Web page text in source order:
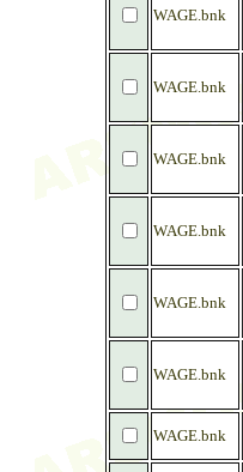
WAGE.bnk
WAGE.bnk
WAGE.bnk
WAGE.bnk
WAGE.bnk
WAGE.bnk
WAGE.bnk